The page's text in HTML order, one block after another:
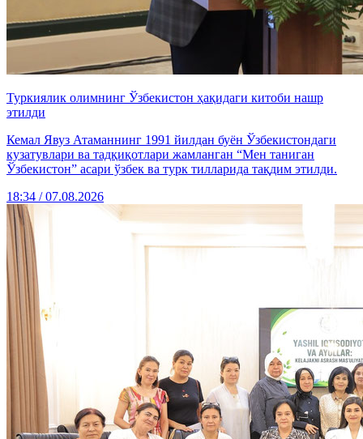
Туркиялик олимнинг Ўзбекистон ҳақидаги китоби нашр
этилди
Кемал Явуз Атаманнинг 1991 йилдан буён Ўзбекистондаги
кузатувлари ва тадқиқотлари жамланган “Мен таниган
Ўзбекистон” асари ўзбек ва турк тилларида тақдим этилди.
18:34 / 07.08.2026